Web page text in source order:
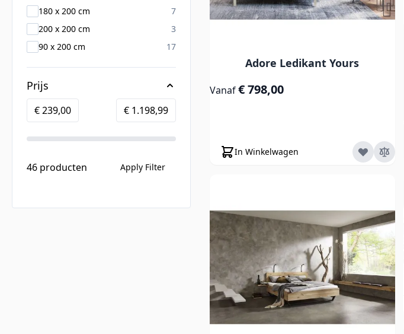
180 x 200 cm
7products available
200 x 200 cm
3
90 x 200 cm
17products available
Prijs
Minimum value
€ 239,00 Maximale Waarde
€ 1.198,99
46 producten Apply Filter
Adore Ledikant Yours
Vanaf€ 798,00
In Winkelwagen